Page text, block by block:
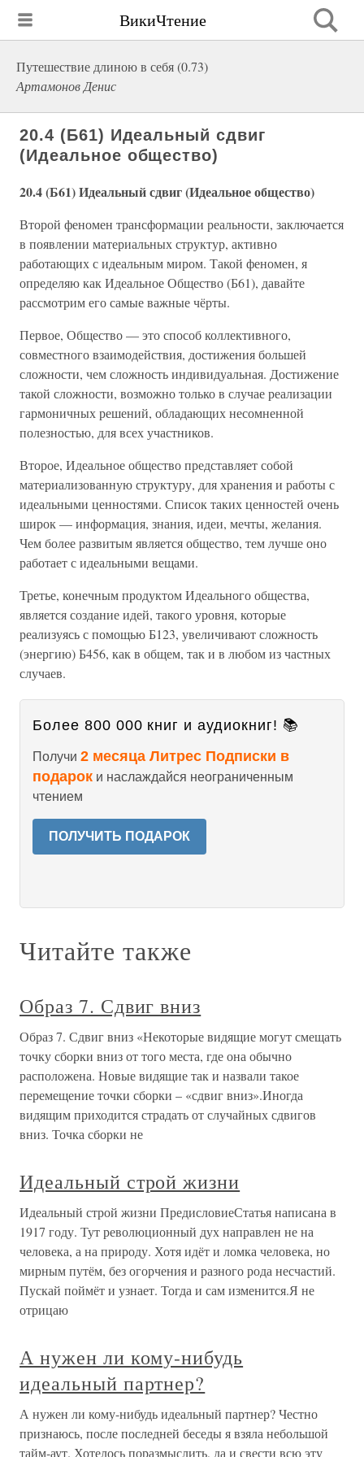
ВикиЧтение
Путешествие длиною в себя (0.73)
Артамонов Денис
20.4 (Б61) Идеальный сдвиг
(Идеальное общество)
20.4 (Б61) Идеальный сдвиг (Идеальное общество)
Второй феномен трансформации реальности, заключается
в появлении материальных структур, активно
работающих с идеальным миром. Такой феномен, я
определяю как Идеальное Общество (Б61), давайте
рассмотрим его самые важные чёрты.
Первое, Общество — это способ коллективного,
совместного взаимодействия, достижения большей
сложности, чем сложность индивидуальная. Достижение
такой сложности, возможно только в случае реализации
гармоничных решений, обладающих несомненной
полезностью, для всех участников.
Второе, Идеальное общество представляет собой
материализованную структуру, для хранения и работы с
идеальными ценностями. Список таких ценностей очень
широк — информация, знания, идеи, мечты, желания.
Чем более развитым является общество, тем лучше оно
работает с идеальными вещами.
Третье, конечным продуктом Идеального общества,
является создание идей, такого уровня, которые
реализуясь с помощью Б123, увеличивают сложность
(энергию) Б456, как в общем, так и в любом из частных
случаев.
Более 800 000 книг и аудиокниг! 📚
Получи 2 месяца Литрес Подписки в
подарок и наслаждайся неограниченным
чтением
ПОЛУЧИТЬ ПОДАРОК
Читайте также
Образ 7. Сдвиг вниз
Образ 7. Сдвиг вниз «Некоторые видящие могут смещать
точку сборки вниз от того места, где она обычно
расположена. Новые видящие так и назвали такое
перемещение точки сборки – «сдвиг вниз».Иногда
видящим приходится страдать от случайных сдвигов
вниз. Точка сборки не
Идеальный строй жизни
Идеальный строй жизни ПредисловиеСтатья написана в
1917 году. Тут революционный дух направлен не на
человека, а на природу. Хотя идёт и ломка человека, но
мирным путём, без огорчения и разного рода несчастий.
Пускай поймёт и узнает. Тогда и сам изменится.Я не
отрицаю
А нужен ли кому-нибудь
идеальный партнер?
А нужен ли кому-нибудь идеальный партнер? Честно
признаюсь, после последней беседы я взяла небольшой
тайм-аут. Хотелось поразмыслить, да и свести всю эту